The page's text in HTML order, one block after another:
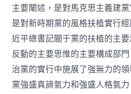
主要闡述，是對馬克思主義建
是對新時期黨的風格扶植實行
近平總書記關于黨的扶植的主
反動的主要思惟的主要構成部
治黨的實行中施展了強無力的
黨強盛真諦氣力和強盛人格氣力